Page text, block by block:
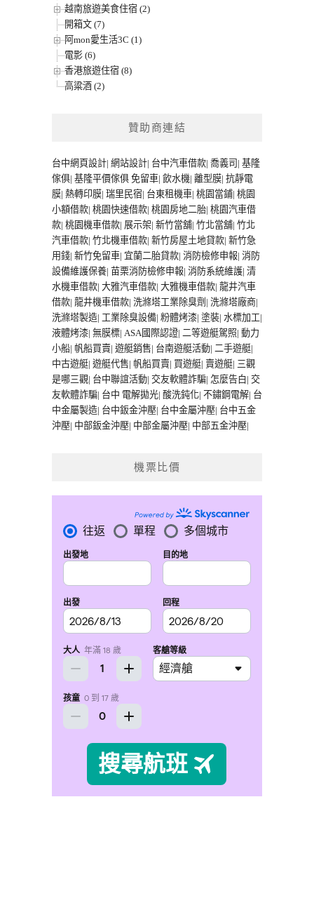
越南旅遊美食住宿 (2)
開箱文 (7)
阿mon愛生活3C (1)
電影 (6)
香港旅遊住宿 (8)
高粱酒 (2)
贊助商連結
台中網頁設計| 網站設計| 台中汽車借款| 喬義司 | 基隆
傢俱| 基隆平價傢俱 免留車| 飲水機| 離型膜| 抗靜電
膜| 熱轉印膜| 瑞里民宿| 台東租機車| 桃園當鋪| 桃園
小額借款| 桃園快速借款| 桃園房地二胎| 桃園汽車借
款| 桃園機車借款| 展示架| 新竹當舖| 竹北當舖| 竹北
汽車借款| 竹北機車借款| 新竹房屋土地貸款| 新竹急
用錢| 新竹免留車| 宜蘭二胎貸款| 消防檢修申報| 消防
設備維護保養| 苗栗消防檢修申報| 消防系統維護| 清
水機車借款| 大雅汽車借款| 大雅機車借款| 龍井汽車
借款| 龍井機車借款| 洗滌塔工業除臭劑 | 洗滌塔廠商|
洗滌塔製造| 工業除臭設備| 粉體烤漆| 塗裝| 水標加工|
液體烤漆| 無膜標| ASA國際認證| 二等遊艇駕照| 動力
小船| 帆船買賣| 遊艇銷售| 台南遊艇活動| 二手遊艇|
中古遊艇| 遊艇代售| 帆船買賣| 買遊艇| 賣遊艇| 三觀
是哪三觀| 台中聯誼活動| 交友軟體詐騙| 怎麼告白| 交
友軟體詐騙| 台中 電解拋光| 酸洗鈍化| 不鏽鋼電解| 台
中金屬製造| 台中鈑金沖壓| 台中金屬沖壓| 台中五金
沖壓| 中部鈑金沖壓| 中部金屬沖壓| 中部五金沖壓|
機票比價